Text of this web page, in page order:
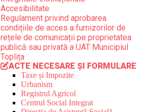
Accesibilitate
Regulament privind aprobarea
condițiile de acces a furnizorilor de
rețele de comunicații pe proprietatea
publică sau privată a UAT Municipiul
Toplița
ACTE NECESARE ȘI FORMULARE
Taxe și Impozite
Urbanism
Registrul Agricol
Centrul Social Integrat